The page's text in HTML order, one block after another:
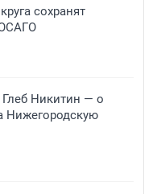
сохранят
Никитин — о
Нижегородскую